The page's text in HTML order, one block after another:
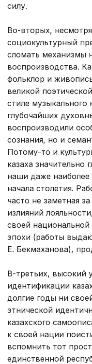
силу.
Во-вторых,
социокультурный
сломать механизмы
воспроизводства.
фольклор и
великой
стиле музыкального
глубочайших
воспроизводили
сознания, но и
Потому-то и
казаха значительно
наши даже
начала столетия.
часто не заметная
излияний
своей
эпохи (работы
E. Бекмаханова),
В-третьих, высокий
идентификации
долгие годы ни
этнической
казахского
к своей нации
вспомнить тот
единственной